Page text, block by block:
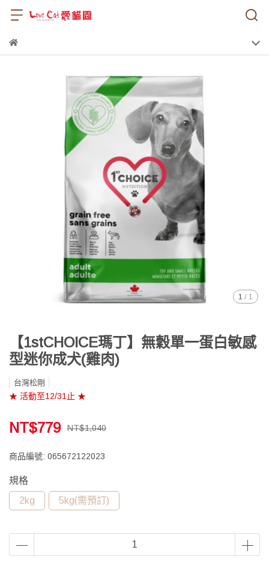
1 / 1
【1stCHOICE瑪丁】無穀單一蛋白敏感
型迷你成犬(雞肉)
台灣松剛
★ 活動至12/31止 ★
NT$779 NT$1,040
商品編號: 065672122023
規格
2kg
5kg(需預訂)